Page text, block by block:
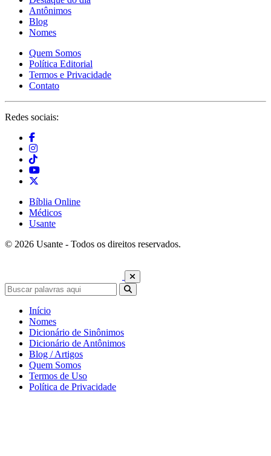
Antônimos
Blog
Nomes
Quem Somos
Política Editorial
Termos e Privacidade
Contato
Redes sociais:
Bíblia Online
Médicos
Usante
© 2026 Usante - Todos os direitos reservados.
Início
Nomes
Dicionário de Sinônimos
Dicionário de Antônimos
Blog / Artigos
Quem Somos
Termos de Uso
Política de Privacidade